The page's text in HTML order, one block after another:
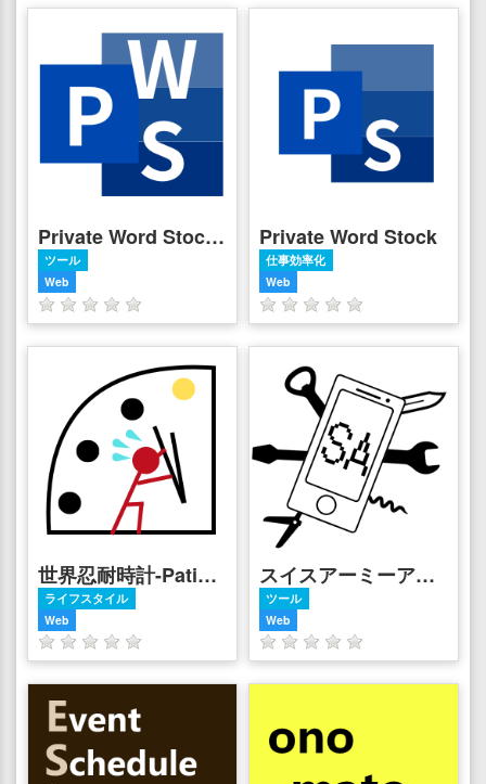
Private Word Stock 拡張機能版
ツール
Web
Private Word Stock
仕事効率化
Web
世界忍耐時計-PatienceDay Clock-
ライフスタイル
Web
スイスアーミーアプリ
ツール
Web